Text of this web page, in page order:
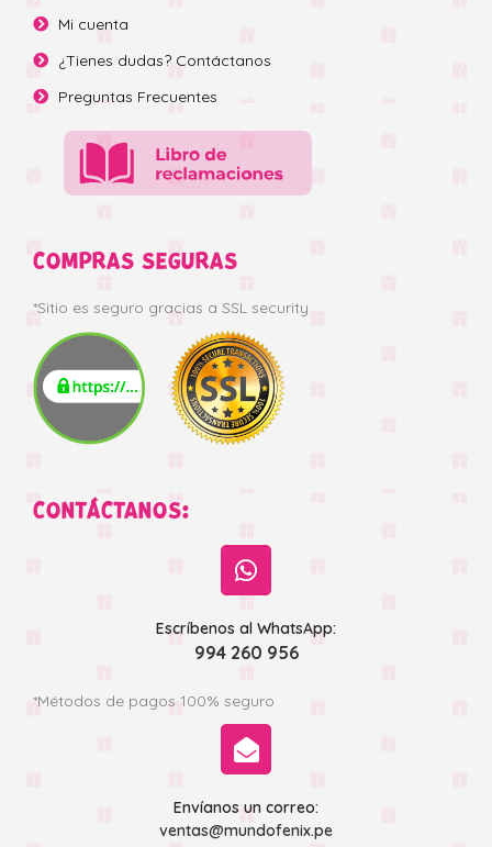
Mi cuenta
¿Tienes dudas? Contáctanos
Preguntas Frecuentes
COMPRAS SEGURAS
*Sitio es seguro gracias a SSL security
CONTÁCTANOS:
Escríbenos al WhatsApp:
994 260 956
*Métodos de pagos 100% seguro
Envíanos un correo:
ventas@mundofenix.pe